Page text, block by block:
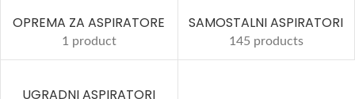
OPREMA ZA ASPIRATORE
1 product
SAMOSTALNI ASPIRATORI
145 products
UGRADNI ASPIRATORI